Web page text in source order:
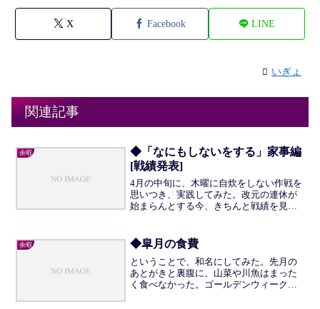
X Facebook LINE
いぎょ
関連記事
余暇
◆「なにもしないをする」家事編
[戦績発表]
4月の中旬に、木曜に自炊をしない作戦を
思いつき、実践してみた。改元の連休が
始まらんとする今、きちんと戦績を見て
ちたので「つくる」「つくらない」の土
俵に立てずに終わっ...
余暇 ◆皐月の食費
ということで、和名にしてみた。先月の
あとがきと裏腹に、山菜や川魚はまった
く食べなかった。ゴールデンウィークは